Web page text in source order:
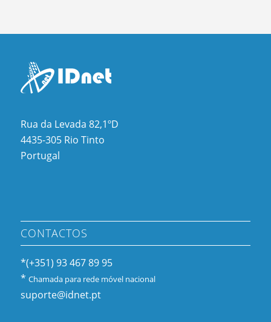
Rua da Levada 82,1ºD
4435-305 Rio Tinto
Portugal
CONTACTOS
*(+351) 93 467 89 95
* Chamada para rede móvel nacional
suporte@idnet.pt